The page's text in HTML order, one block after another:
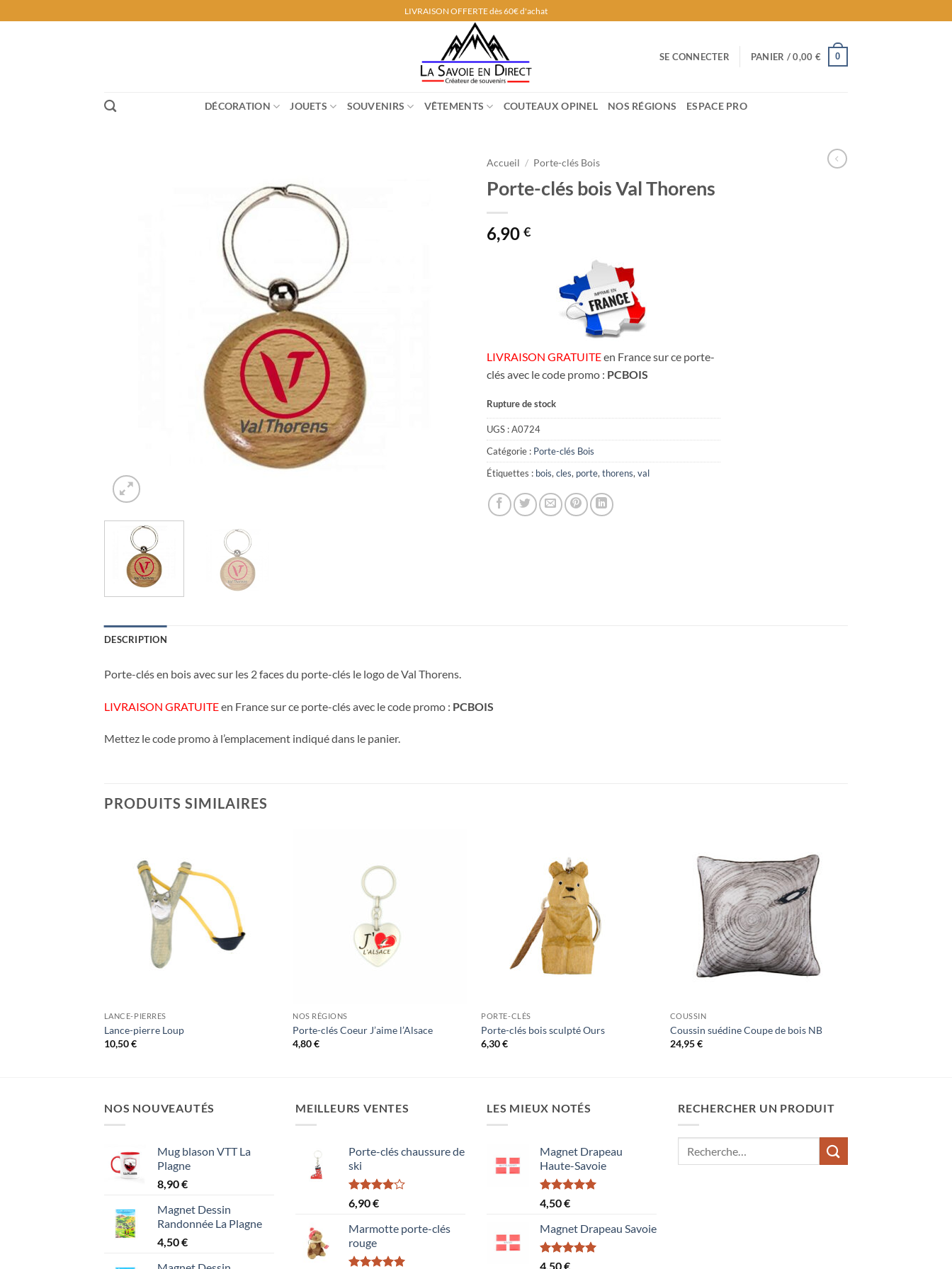
au
LIVRAISON OFFERTE dès 60€ d'achat
SE CONNECTER PANIER /0,00 € 0
DÉCORATION JOUETS SOUVENIRS VÊTEMENTS COUTEAUX OPINEL NOS RÉGIONS ESPACE PRO
Accueil / Porte-clés Bois
Porte-clés bois Val Thorens
6,90 €
LIVRAISON GRATUITEen France sur ce porte-
clés avec le code promo : PCBOIS
Rupture de stock
UGS :A0724
Catégorie : Porte-clés Bois
Étiquettes : bois,cles, porte,thorens,val
DESCRIPTION
Porte-clés en bois avec sur les 2 faces du porte-clés le logo de Val Thorens.
LIVRAISON GRATUITEen France sur ce porte-clés avec le code promo : PCBOIS
Mettez le code promo à l’emplacement indiqué dans le panier.
PRODUITS SIMILAIRES
LANCE-PIERRES
Lance-pierre Loup
10,50€
NOS RÉGIONS
Porte-clés Coeur J’aime l’Alsace
4,80€
PORTE-CLÉS
Porte-clés bois sculpté Ours
6,30€
COUSSIN
Coussin suédine Coupe de bois NB
24,95€
NOS NOUVEAUTÉS
Mug blason VTT La
Plagne
8,90€
Magnet Dessin
Randonnée La Plagne
4,50€
MEILLEURS VENTES
Porte-clés chaussure de
ski
Note
4.00
5
6,90€
Marmotte porte-clés
rouge
LES MIEUX NOTÉS
Magnet Drapeau
Haute-Savoie
Note5.00
sur 5
4,50€
Magnet Drapeau Savoie
Note5.00
4,50€
RECHERCHER UN PRODUIT